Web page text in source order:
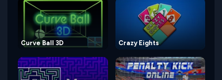
Curve Ball 3D Crazy Eights